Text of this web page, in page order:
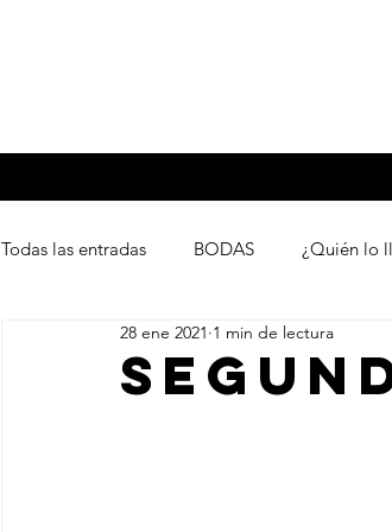
Todas las entradas BODAS ¿Quién lo
Lookbook del mes
28 ene 2021 1 min de lectura